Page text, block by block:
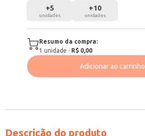
+5
unidades
+10
unidades
Resumo da compra:
1 unidade · R$ 0,00
Adicionar ao carrinho
Descrição do produto